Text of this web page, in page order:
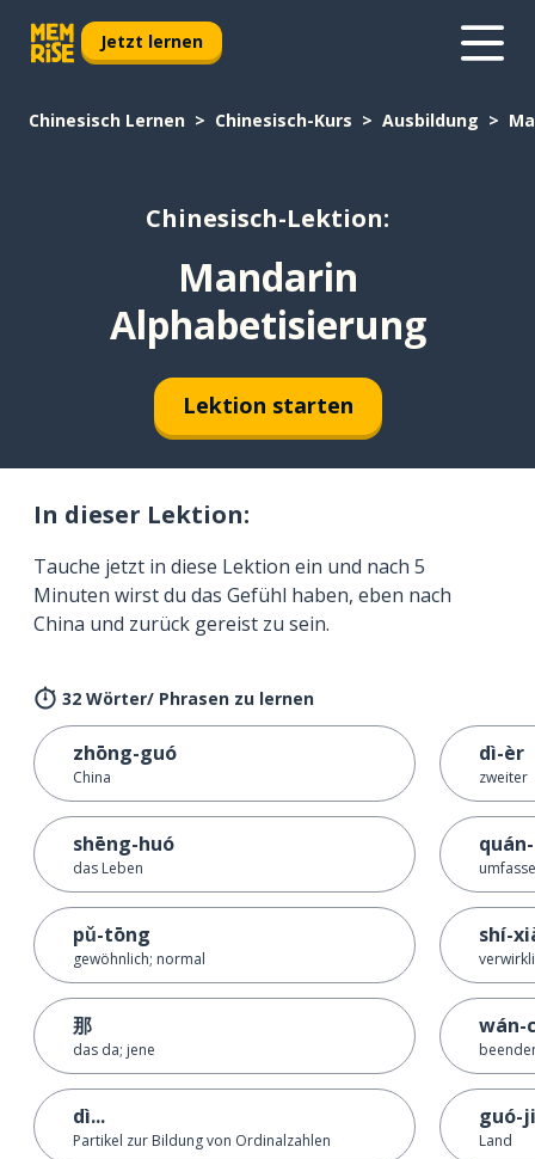
Jetzt lernen
Chinesisch Lernen Chinesisch-Kurs Ausbildung
Chinesisch-Lektion:
Mandarin
Alphabetisierung
Lektion starten
In dieser Lektion:
Tauche jetzt in diese Lektion ein und nach 5
Minuten wirst du das Gefühl haben, eben nach
China und zurück gereist zu sein.
32 Wörter/ Phrasen zu lernen
zhōng-guó
China
shēng-huó
das Leben
pǔ-tōng
gewöhnlich; normal
那
das da; jene
dì...
Partikel zur Bildung von Ordinalzahlen
dì-èr
zweiter
shí-
wán-
guó-
Land